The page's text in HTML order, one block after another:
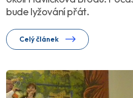
bude lyžování přát.
Celý článek